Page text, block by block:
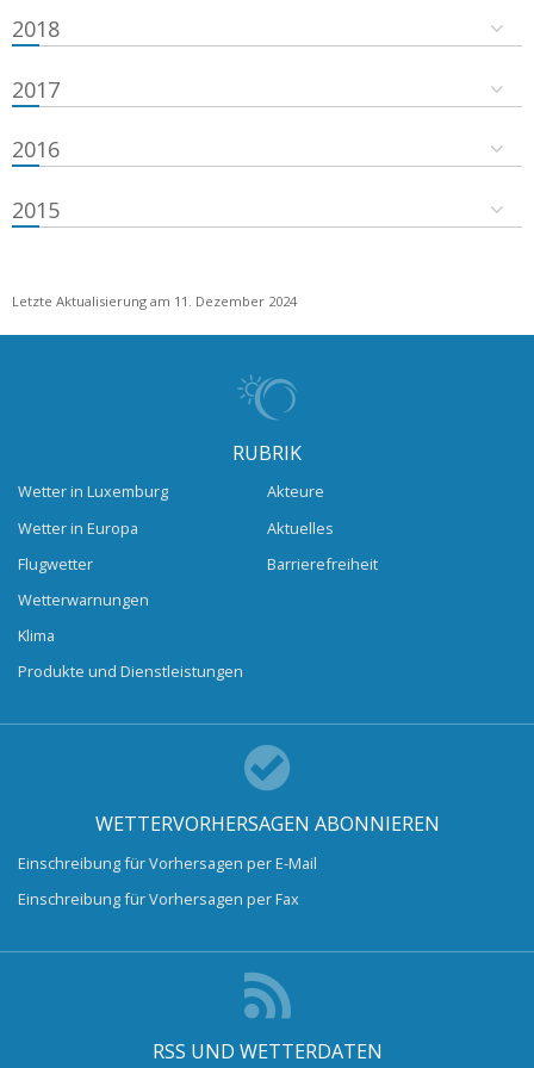
2018
2017
2016
2015
Letzte Aktualisierung am 11. Dezember 2024
RUBRIK
Wetter in Luxemburg
Wetter in Europa
Flugwetter
Wetterwarnungen
Klima
Produkte und Dienstleistungen
Akteure
Aktuelles
Barrierefreiheit
WETTERVORHERSAGEN ABONNIEREN
Einschreibung für Vorhersagen per E-Mail
Einschreibung für Vorhersagen per Fax
RSS UND WETTERDATEN